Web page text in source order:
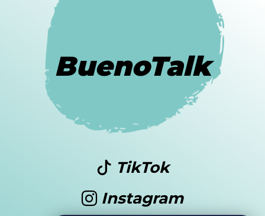
BuenoTalk
TikTok
Instagram